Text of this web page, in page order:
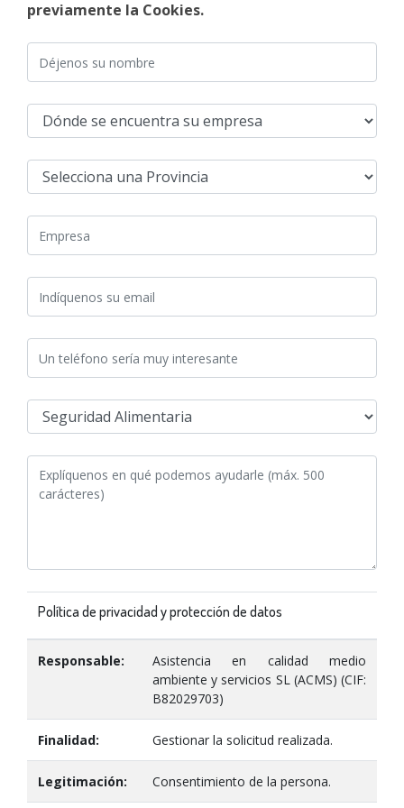
previamente la Cookies.
Política de privacidad y protección de datos
Responsable:
Asistencia en calidad medio
ambiente y servicios SL (ACMS) (CIF:
B82029703)
Finalidad: Gestionar la solicitud realizada.
Legitimación: Consentimiento de la persona.